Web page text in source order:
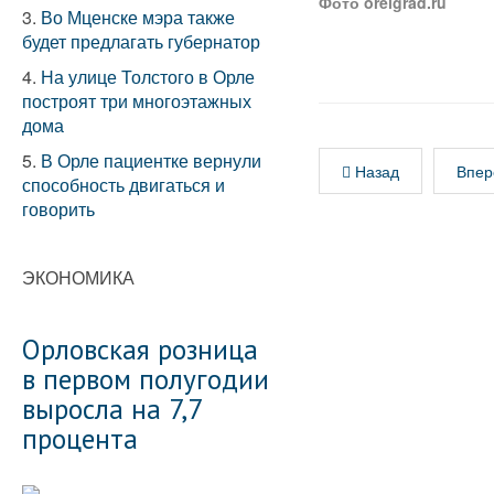
Назад
3. Во Мценске мэра также
будет предлагать губернатор
4. На улице Толстого в Орле
построят три многоэтажных
дома
5. В Орле пациентке вернули
способность двигаться и
говорить
ЭКОНОМИКА
Орловская розница
в первом полугодии
выросла на 7,7
процента